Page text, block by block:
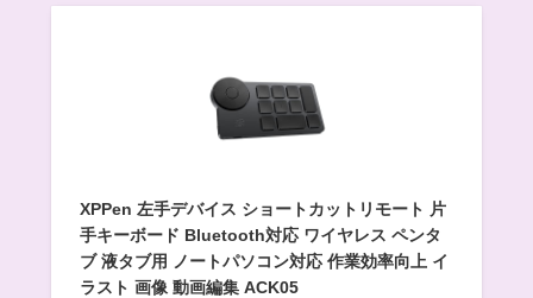
XPPen 左手デバイス ショートカットリモート 片
手キーボード Bluetooth対応 ワイヤレス ペンタ
ブ 液タブ用 ノートパソコン対応 作業効率向上 イ
ラスト 画像 動画編集 ACK05